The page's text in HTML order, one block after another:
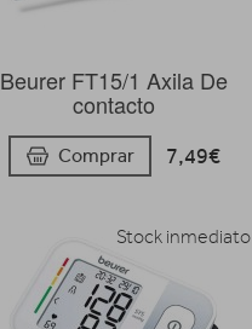
Beurer FT15/1 Axila De
contacto
Comprar 7,49€
Stock inmediato